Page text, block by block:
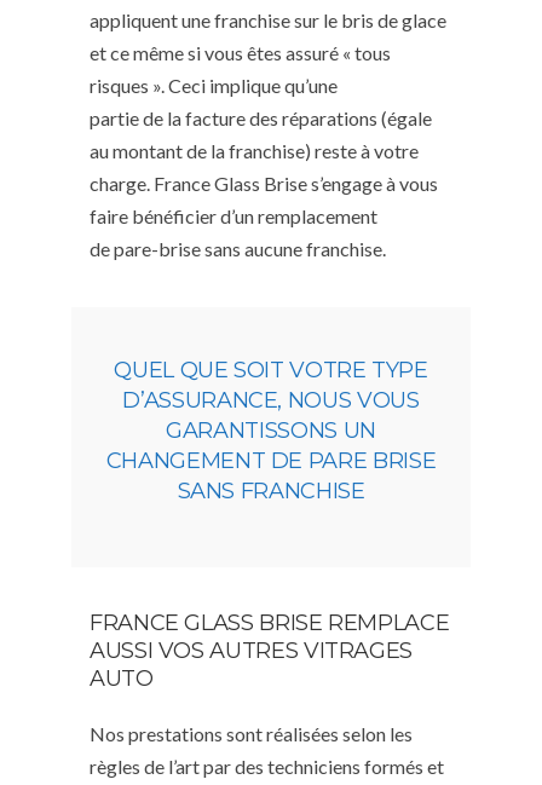
appliquent une franchise sur le bris de glace
et ce même si vous êtes assuré « tous
risques ». Ceci implique qu’une
partie de la facture des réparations (égale
au montant de la franchise) reste à votre
charge. France Glass Brise s’engage à vous
faire bénéficier d’un remplacement
de pare-brise sans aucune franchise.
QUEL QUE SOIT VOTRE TYPE
D’ASSURANCE, NOUS VOUS
GARANTISSONS UN
CHANGEMENT DE PARE BRISE
SANS FRANCHISE
FRANCE GLASS BRISE REMPLACE
AUSSI VOS AUTRES VITRAGES
AUTO
Nos prestations sont réalisées selon les
règles de l’art par des techniciens formés et